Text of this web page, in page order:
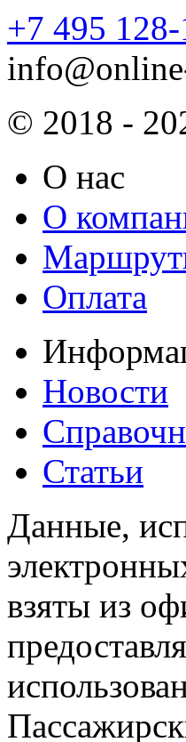
+7 495
© 2018 -
О нас
О
Оплата
Новости
Статьи
Данные,
взяты из